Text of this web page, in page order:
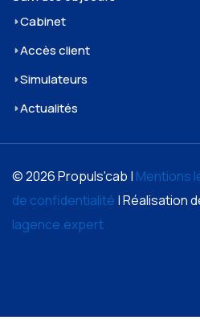
Cabinet
Accès client
Simulateurs
Actualités
© 2026 Propuls'cab | Mentions
de confidentialité | Réalisation
lagence.expert